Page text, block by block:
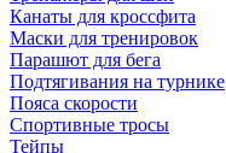
Канаты для кроссфита
Маски для тренировок
Парашют для бега
Подтягивания на турнике
Пояса скорости
Спортивные тросы
Тейпы